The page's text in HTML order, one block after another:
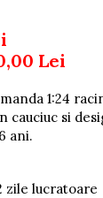
Lei
1:24
cauciuc si
ani.
zile lucratoare